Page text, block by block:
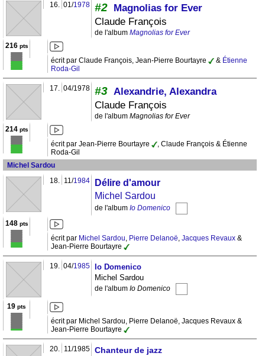
16. 01/1978 #2 Magnolias for Ever
Claude François
de l'album Magnolias for Ever
216pts
écrit par Claude François, Jean-Pierre Bourtayre & Étienne
Roda-Gil
17. 04/1978 #3 Alexandrie, Alexandra
Claude François
de l'album Magnolias for Ever
214pts
écrit par Jean-Pierre Bourtayre
, Claude François & Étienne
Roda-Gil
Michel Sardou
18. 11/1984
Délire d'amour
Michel Sardou
de l'album Io Domenico
148pts
écrit par Michel Sardou, Pierre Delanoë, Jacques Revaux &
Jean-Pierre Bourtayre
19. 04/1985
Io Domenico
Michel Sardou
de l'album Io Domenico
19 pts
écrit par Michel Sardou, Pierre Delanoë, Jacques Revaux &
Jean-Pierre Bourtayre
20. 11/1985
Chanteur de jazz